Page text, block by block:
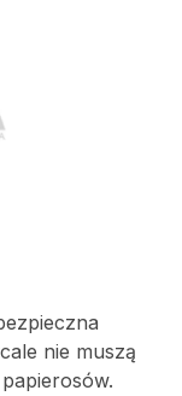
nie muszą